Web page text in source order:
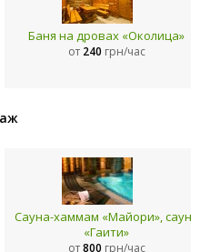
Баня на дровах «Околица»
от 240 грн/час
Сауна-хаммам «Майори», сауна
«Гаити»
от800 грн/час